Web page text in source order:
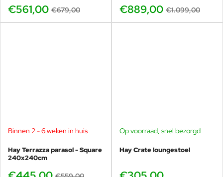
€561,00 €679,00 €889,00 €1.099,00
-20%
Binnen 2 - 6 weken in huis
Hay Terrazza parasol - Square
240x240cm
Op voorraad, snel bezorgd
Hay Crate loungestoel